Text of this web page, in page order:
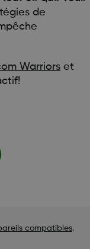
de
Warriors et
compatibles.